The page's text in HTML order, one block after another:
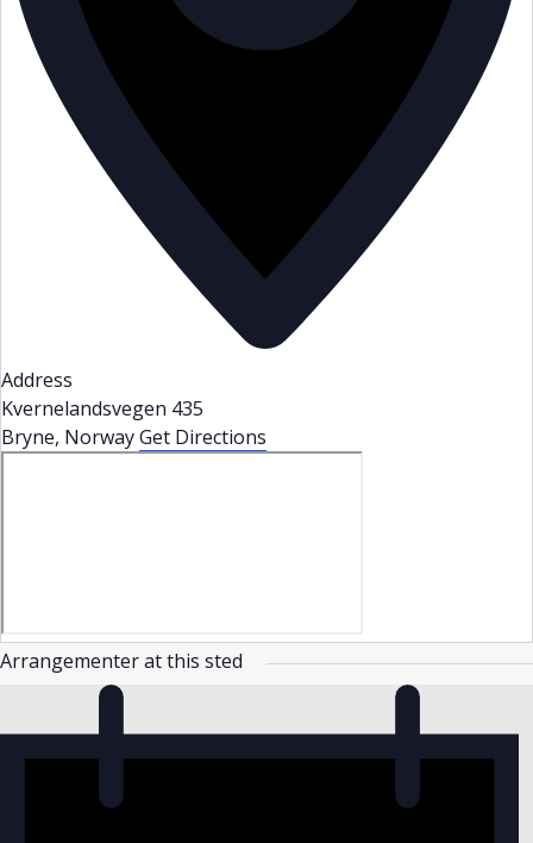
Address
Kvernelandsvegen 435
Bryne, NorwayGet Directions
Arrangementer at this sted